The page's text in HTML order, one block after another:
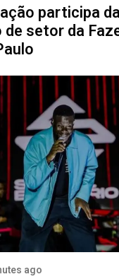
participa da
setor da
ago